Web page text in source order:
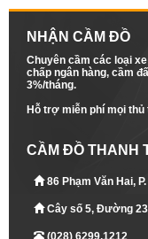
NHẬN CẦM ĐỒ
Chuyên cầm các loại
chấp ngân hàng, cầm
3%/tháng.
Hỗ trợ miễn phí mọi
CẦM ĐỒ THANH
86 Phạm Văn Hai,
Cây số 5, Đường
(028) 6299.1212